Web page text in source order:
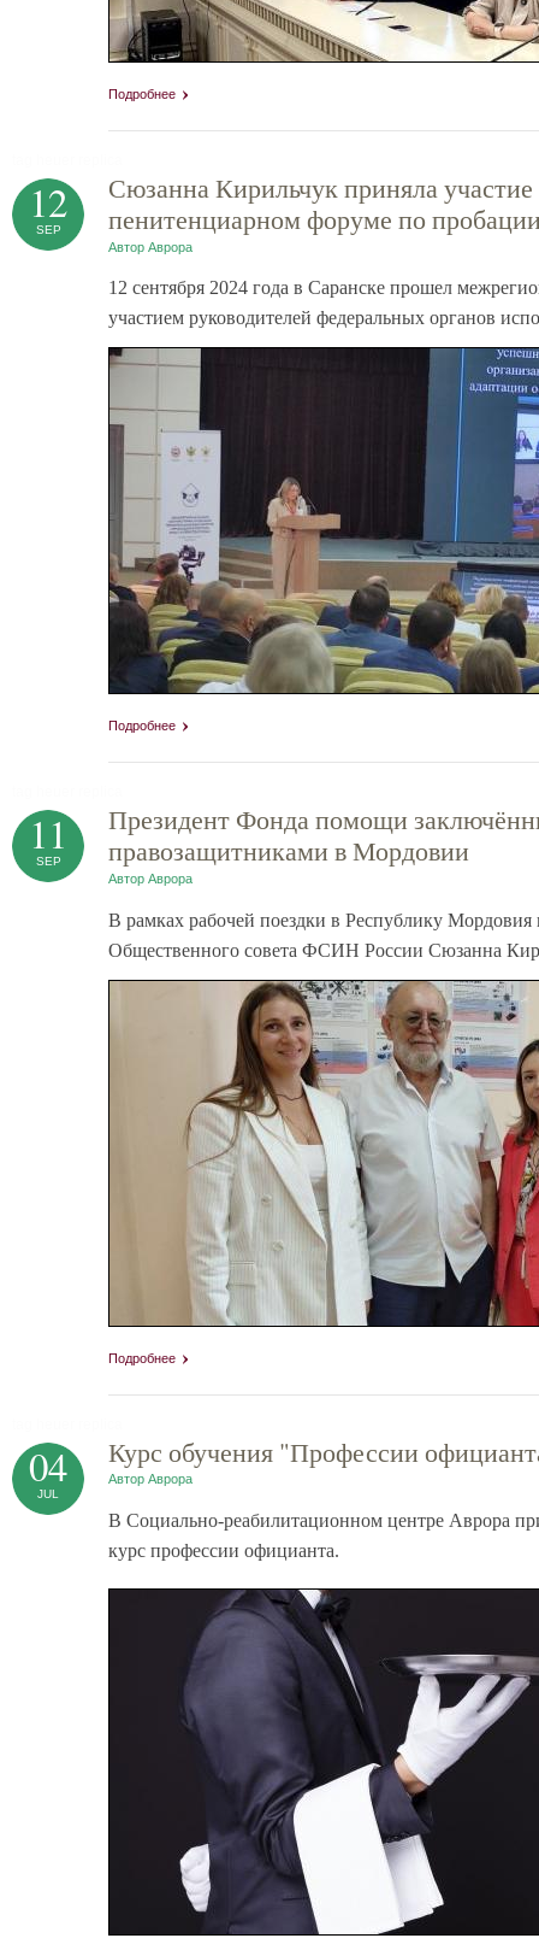
Подробнее
Сюзанна Кирильчук приняла
пенитенциарном форуме по
Автор Аврора
12
SEP
12 сентября 2024 года в Саранске прошел
участием руководителей федеральных органов
Подробнее
Президент Фонда помощи
правозащитниками в Мордовии
Автор Аврора
11
SEP
В рамках рабочей поездки в Республику
Общественного совета ФСИН России Сюзанна
Подробнее
Курс обучения "Профессии
Автор Аврора
04
JUL
В Социально-реабилитационном центре Аврора
курс профессии официанта.